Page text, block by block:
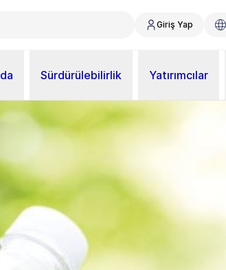
Giriş Yap
Sürdürülebilirlik Yatırımcılar